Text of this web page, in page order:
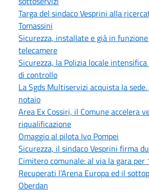
Targa del sindaco Vesprini alla
Tomassini
Sicurezza, installate e già in
telecamere
Sicurezza, la Polizia locale
di controllo
La Sgds Multiservizi acquista la
notaio
Area Ex Cossiri, il Comune accelera
riqualificazione
Omaggio al pilota Ivo Pompei
Sicurezza, il sindaco Vesprini firma
Cimitero comunale: al via la gara
Recuperati l’Arena Europa ed il
Oberdan